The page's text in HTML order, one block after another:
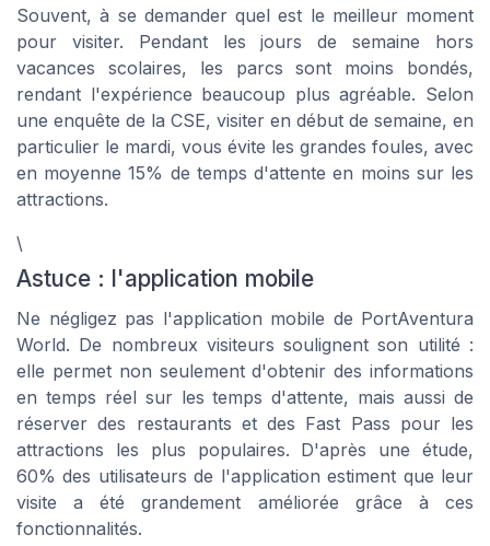
Souvent, à se demander quel est le meilleur moment
pour visiter. Pendant les jours de semaine hors
vacances scolaires, les parcs sont moins bondés,
rendant l'expérience beaucoup plus agréable. Selon
une enquête de la CSE, visiter en début de semaine, en
particulier le mardi, vous évite les grandes foules, avec
en moyenne 15% de temps d'attente en moins sur les
attractions.
\
Astuce : l'application mobile
Ne négligez pas l'application mobile de PortAventura
World. De nombreux visiteurs soulignent son utilité :
elle permet non seulement d'obtenir des informations
en temps réel sur les temps d'attente, mais aussi de
réserver des restaurants et des Fast Pass pour les
attractions les plus populaires. D'après une étude,
60% des utilisateurs de l'application estiment que leur
visite a été grandement améliorée grâce à ces
fonctionnalités.